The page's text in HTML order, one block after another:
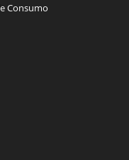
Consumo